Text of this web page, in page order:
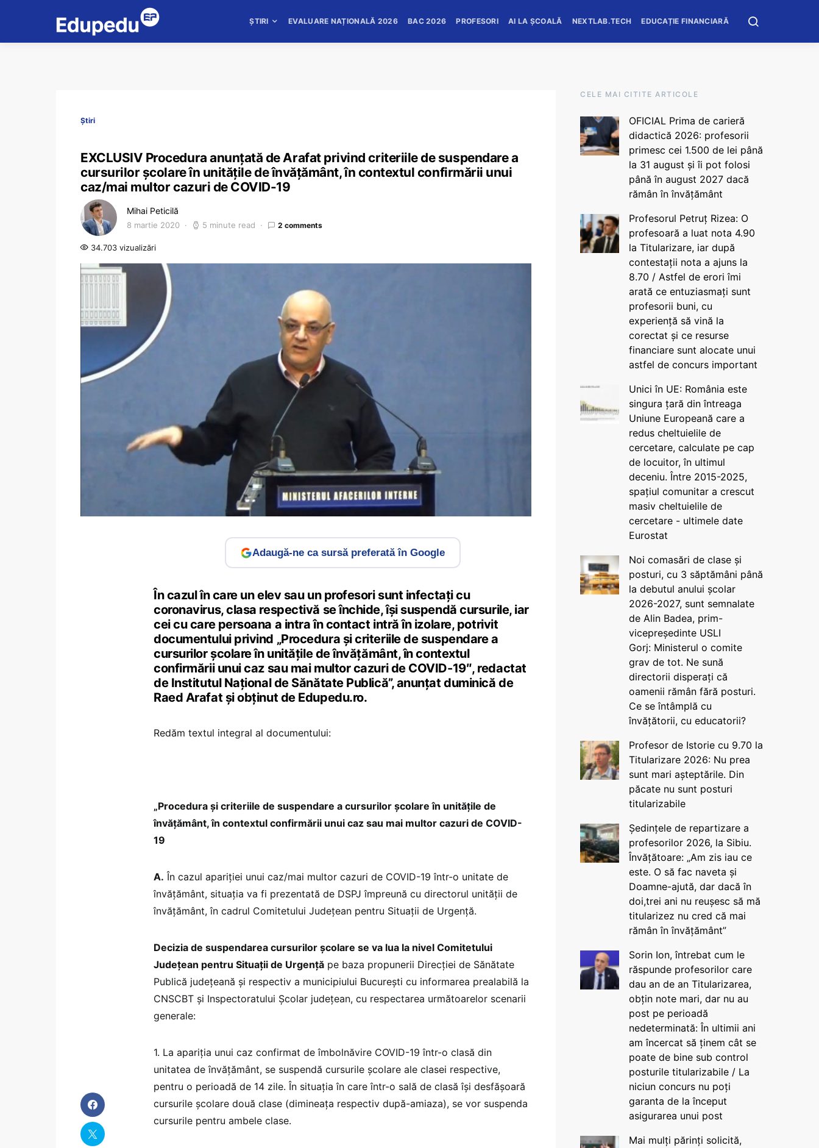
ȘTIRI EVALUARE NAȚIONALĂ 2026 BAC 2026 PROFESORI AI LA ȘCOALĂ NEXTLAB.TECH EDUCAȚIE FINANCIARĂ
Știri
EXCLUSIV Procedura anunţată de Arafat privind criteriile de suspendare a
cursurilor școlare în unitățile de învățământ, în contextul confirmării unui
caz/mai multor cazuri de COVID-19
Mihai Peticilă
8 martie 2020 5 minute read 2 comments
34.703 vizualizări
Adaugă-ne ca sursă preferată în Google
În cazul în care un elev sau un profesori sunt infectaţi cu
coronavirus, clasa respectivă se închide, îşi suspendă cursurile, iar
cei cu care persoana a intra în contact intră în izolare, potrivit
documentului privind „Procedura și criteriile de suspendare a
cursurilor școlare în unitățile de învățământ, în contextul
confirmării unui caz sau mai multor cazuri de COVID-19″, redactat
de Institutul Naţional de Sănătate Publică”, anunţat duminică de
Raed Arafat şi obţinut de Edupedu.ro.
Redăm textul integral al documentului:
„Procedura și criteriile de suspendare a cursurilor școlare în unitățile de
învățământ, în contextul confirmării unui caz sau mai multor cazuri de COVID-
19
A. În cazul apariției unui caz/mai multor cazuri de COVID-19 într-o unitate de
învățământ, situația va fi prezentată de DSPJ împreună cu directorul unității de
învățământ, în cadrul Comitetului Județean pentru Situații de Urgență.
Decizia de suspendarea cursurilor școlare se va lua la nivel Comitetului
Județean pentru Situații de Urgență pe baza propunerii Direcției de Sănătate
Publică județeană și respectiv a municipiului București cu informarea prealabilă la
CNSCBT și Inspectoratului Şcolar județean, cu respectarea următoarelor scenarii
generale:
1. La apariția unui caz confirmat de îmbolnăvire COVID-19 într-o clasă din
unitatea de învățământ, se suspendă cursurile școlare ale clasei respective,
pentru o perioadă de 14 zile. În situația în care într-o sală de clasă își desfășoară
cursurile școlare două clase (dimineața respectiv după-amiaza), se vor suspenda
cursurile pentru ambele clase.
CELE MAI CITITE ARTICOLE
OFICIAL Prima de carieră
didactică 2026: profesorii
primesc cei 1.500 de lei până
la 31 august și îi pot folosi
până în august 2027 dacă
rămân în învățământ
Profesorul Petruț Rizea: O
profesoară a luat nota 4.90
la Titularizare, iar după
contestații nota a ajuns la
8.70 / Astfel de erori îmi
arată ce entuziasmați sunt
profesorii buni, cu
experiență să vină la
corectat și ce resurse
financiare sunt alocate unui
astfel de concurs important
Unici în UE: România este
singura țară din întreaga
Uniune Europeană care a
redus cheltuielile de
cercetare, calculate pe cap
de locuitor, în ultimul
deceniu. Între 2015-2025,
spațiul comunitar a crescut
masiv cheltuielile de
cercetare - ultimele date
Eurostat
Noi comasări de clase și
posturi, cu 3 săptămâni până
la debutul anului școlar
2026-2027, sunt semnalate
de Alin Badea, prim-
vicepreședinte USLI
Gorj: Ministerul o comite
grav de tot. Ne sună
directorii disperați că
oamenii rămân fără posturi.
Ce se întâmplă cu
învățătorii, cu educatorii?
Profesor de Istorie cu 9.70 la
Titularizare 2026: Nu prea
sunt mari așteptările. Din
păcate nu sunt posturi
titularizabile
Ședințele de repartizare a
profesorilor 2026, la Sibiu.
Învățătoare: „Am zis iau ce
este. O să fac naveta și
Doamne-ajută, dar dacă în
doi,trei ani nu reușesc să mă
titularizez nu cred că mai
rămân în învățământ”
Sorin Ion, întrebat cum le
răspunde profesorilor care
dau an de an Titularizarea,
obțin note mari, dar nu au
post pe perioadă
nedeterminată: În ultimii ani
am încercat să ținem cât se
poate de bine sub control
posturile titularizabile / La
niciun concurs nu poți
garanta de la început
asigurarea unui post
Mai mulți părinți solicită,